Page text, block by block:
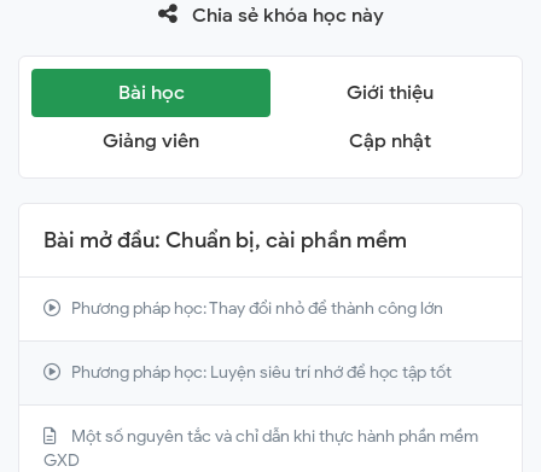
Chia sẻ khóa học này
Bài học
Giới thiệu
Giảng viên
Cập nhật
Bài mở đầu: Chuẩn bị, cài phần mềm
Phương pháp học: Thay đổi nhỏ để thành công lớn
Phương pháp học: Luyện siêu trí nhớ để học tập tốt
Một số nguyên tắc và chỉ dẫn khi thực hành phần mềm
GXD